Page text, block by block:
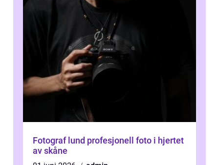
Fotograf lund profesjonell foto i hjertet
av skåne